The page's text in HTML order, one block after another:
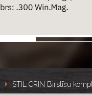
STIL CRIN Birstīšu